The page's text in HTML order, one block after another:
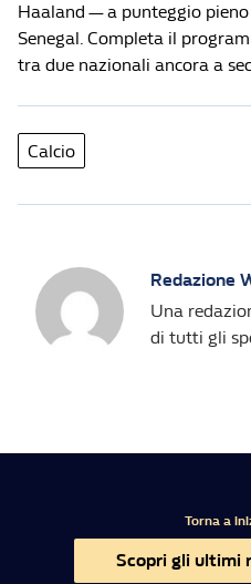
Haaland — a punteggio
Senegal. Completa il
tra due nazionali ancora a
Calcio
Redazione
Una
di tutti gli
Torna a
Scopri gli ultimi